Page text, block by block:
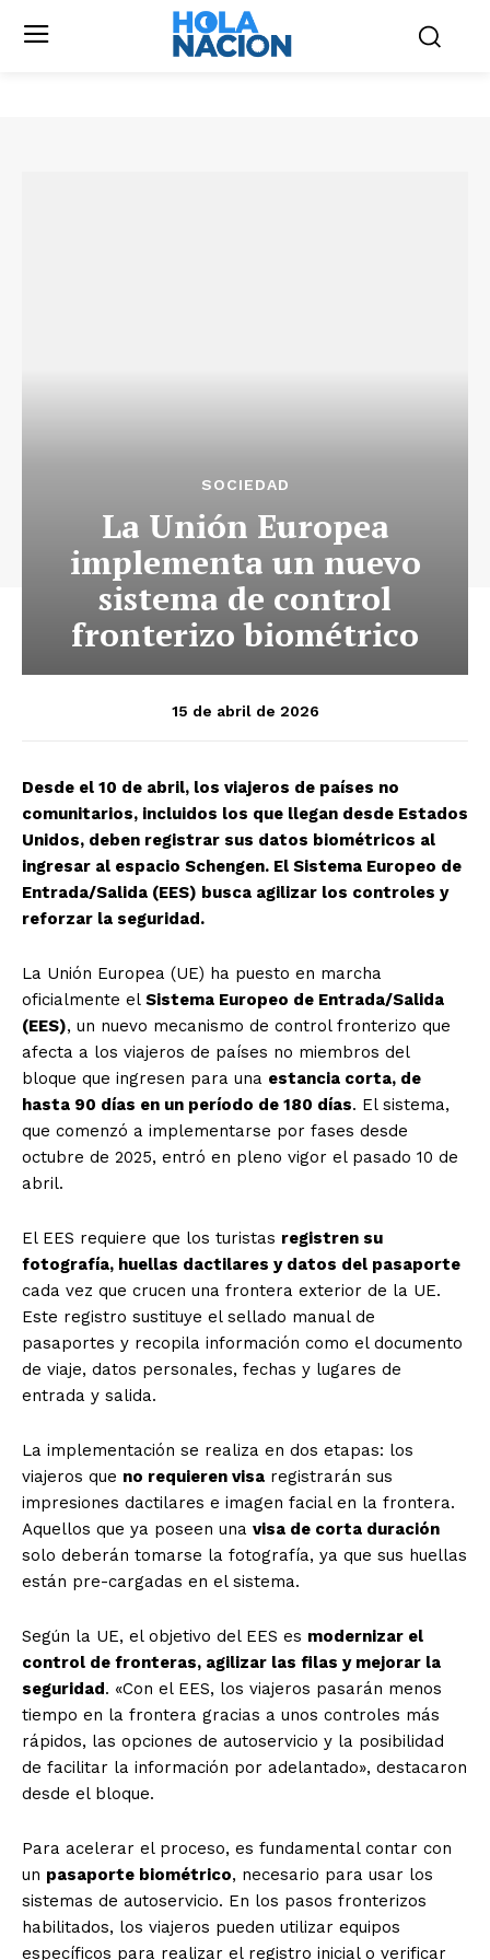
SOCIEDAD
La Unión Europea
implementa un nuevo
sistema de control
fronterizo biométrico
15 de abril de 2026
Desde el 10 de abril, los viajeros de países no
comunitarios, incluidos los que llegan desde Estados
Unidos, deben registrar sus datos biométricos al
ingresar al espacio Schengen. El Sistema Europeo de
Entrada/Salida (EES) busca agilizar los controles y
reforzar la seguridad.
La Unión Europea (UE) ha puesto en marcha
oficialmente el Sistema Europeo de Entrada/Salida
(EES), un nuevo mecanismo de control fronterizo que
afecta a los viajeros de países no miembros del
bloque que ingresen para una estancia corta, de
hasta 90 días en un período de 180 días. El sistema,
que comenzó a implementarse por fases desde
octubre de 2025, entró en pleno vigor el pasado 10 de
abril.
El EES requiere que los turistas registren su
fotografía, huellas dactilares y datos del pasaporte
cada vez que crucen una frontera exterior de la UE.
Este registro sustituye el sellado manual de
pasaportes y recopila información como el documento
de viaje, datos personales, fechas y lugares de
entrada y salida.
La implementación se realiza en dos etapas: los
viajeros que no requieren visa registrarán sus
impresiones dactilares e imagen facial en la frontera.
Aquellos que ya poseen una visa de corta duración
solo deberán tomarse la fotografía, ya que sus huellas
están pre-cargadas en el sistema.
Según la UE, el objetivo del EES es modernizar el
control de fronteras, agilizar las filas y mejorar la
seguridad. «Con el EES, los viajeros pasarán menos
tiempo en la frontera gracias a unos controles más
rápidos, las opciones de autoservicio y la posibilidad
de facilitar la información por adelantado», destacaron
desde el bloque.
Para acelerar el proceso, es fundamental contar con
un pasaporte biométrico, necesario para usar los
sistemas de autoservicio. En los pasos fronterizos
habilitados, los viajeros pueden utilizar equipos
específicos para realizar el registro inicial o verificar